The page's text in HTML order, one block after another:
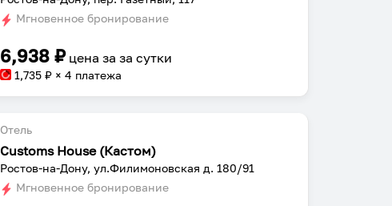
Мгновенное бронирование
6,938 ₽ цена заза сутки
1,735 ₽ × 4 платежа
Отель
Customs House (Кастом)
Ростов-на-Дону, ул.Филимоновская д. 180/91
Мгновенное бронирование